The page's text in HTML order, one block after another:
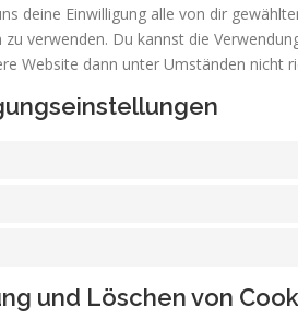
deine Einwilligung alle von dir
verwenden. Du kannst die
Website dann unter Umständen nicht
und Löschen von